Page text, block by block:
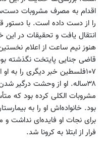
اقدام به مصرف مشروبات
را از دست داده است. با
انتقال یافت و تحقیقات در
هنوز نیم ساعت از اعلام
قاضی جنایی پایتخت نگذشته
۱۰۷فلسطین خبر دیگری را به
۳۸ساله. او از وحشت درگیر
مشروبات الکلی کرده بود که
بود. خانواده‌اش او را به
برای نجات او فایده‌ای نداشت
فرار از ابتلا به کرونا شد.